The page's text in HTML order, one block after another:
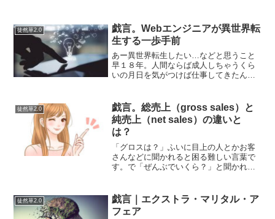
徒然草2.0
戯言。Webエンジニアが異世界転
生する一歩手前
あー異世界転生したい…などと思うこと
早１８年。人間ならば成人しちゃうくら
いの月日を気がつけば仕事してきたんだ
仕事をしてお金を得ているということ
は…一応、仕事になっているのか？？...
徒然草2.0
戯言。総売上（gross sales）と
純売上（net sales）の違いと
は？
「グロスは？」ふいに目上の人とかお客
さんなどに聞かれると困る難しい言葉で
す。で「ぜんぶでいくら？」と聞かれれ
つ。ちなみに、グロスの対義語はネッ
ト。結論から性格な意味を言っ...
徒然草2.0
戯言｜エクストラ・マリタル・ア
フェア